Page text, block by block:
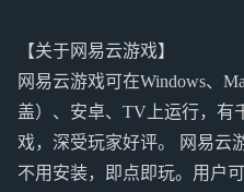
【关于网易云游戏】
网易云游戏可在Windows、
盖）、安卓、TV上运行，有
戏，深受玩家好评。 网易云
不用安装，即点即玩。用户